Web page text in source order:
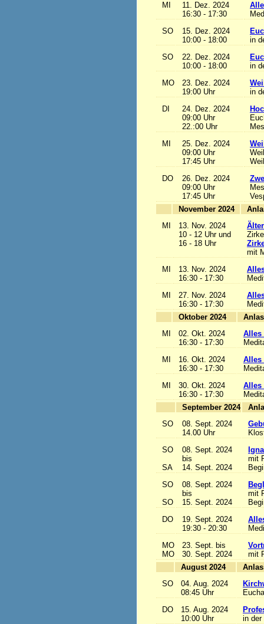
MI
11. Dez. 2024
16:30 - 17:30
SO
15. Dez. 2024
10:00 - 18:00
in
SO
22. Dez. 2024
10:00 - 18:00
in
MO
23. Dez. 2024
19:00 Uhr
in
DI
24. Dez. 2024
09:00 Uhr
22.:00 Uhr
MI
25. Dez. 2024
09:00 Uhr
17:45 Uhr
DO
26. Dez. 2024
09:00 Uhr
17:45 Uhr
November 2024
MI
13. Nov. 2024
10 - 12 Uhr und
16 - 18 Uhr
mit
MI
13. Nov. 2024
16:30 - 17:30
MI
27. Nov. 2024
16:30 - 17:30
Oktober 2024
MI
02. Okt. 2024
16:30 - 17:30
Alles
MI
16. Okt. 2024
16:30 - 17:30
Alles
MI
30. Okt. 2024
16:30 - 17:30
Alles
September 2024
SO
08. Sept. 2024
14.00 Uhr
SO
SA
08. Sept. 2024
bis
14. Sept. 2024
mit
SO
SO
08. Sept. 2024
bis
15. Sept. 2024
mit
DO
19. Sept. 2024
19:30 - 20:30
MO
MO
23. Sept. bis
30. Sept. 2024
mit
August 2024
SO
04. Aug. 2024
08:45 Uhr
DO
15. Aug. 2024
10:00 Uhr
in der